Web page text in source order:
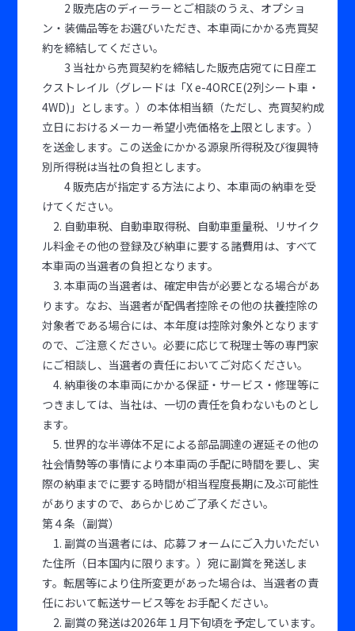
2 販売店のディーラーとご相談のうえ、オプショ
ン・装備品等をお選びいただき、本車両にかかる売買契
約を締結してください。
3 当社から売買契約を締結した販売店宛てに日産エ
クストレイル（グレードは「X e-4ORCE(2列シート車・
4WD)」とします。）の本体相当額（ただし、売買契約成
立日におけるメーカー希望小売価格を上限とします。）
を送金します。この送金にかかる源泉所得税及び復興特
別所得税は当社の負担とします。
4 販売店が指定する方法により、本車両の納車を受
けてください。
2. 自動車税、自動車取得税、自動車重量税、リサイク
ル料金その他の登録及び納車に要する諸費用は、すべて
本車両の当選者の負担となります。
3. 本車両の当選者は、確定申告が必要となる場合があ
ります。なお、当選者が配偶者控除その他の扶養控除の
対象者である場合には、本年度は控除対象外となります
ので、ご注意ください。必要に応じて税理士等の専門家
にご相談し、当選者の責任においてご対応ください。
4. 納車後の本車両にかかる保証・サービス・修理等に
つきましては、当社は、一切の責任を負わないものとし
ます。
5. 世界的な半導体不足による部品調達の遅延その他の
社会情勢等の事情により本車両の手配に時間を要し、実
際の納車までに要する時間が相当程度長期に及ぶ可能性
がありますので、あらかじめご了承ください。
第４条（副賞）
1. 副賞の当選者には、応募フォームにご入力いただい
た住所（日本国内に限ります。）宛に副賞を発送しま
す。転居等により住所変更があった場合は、当選者の責
任において転送サービス等をお手配ください。
2. 副賞の発送は2026年１月下旬頃を予定しています。